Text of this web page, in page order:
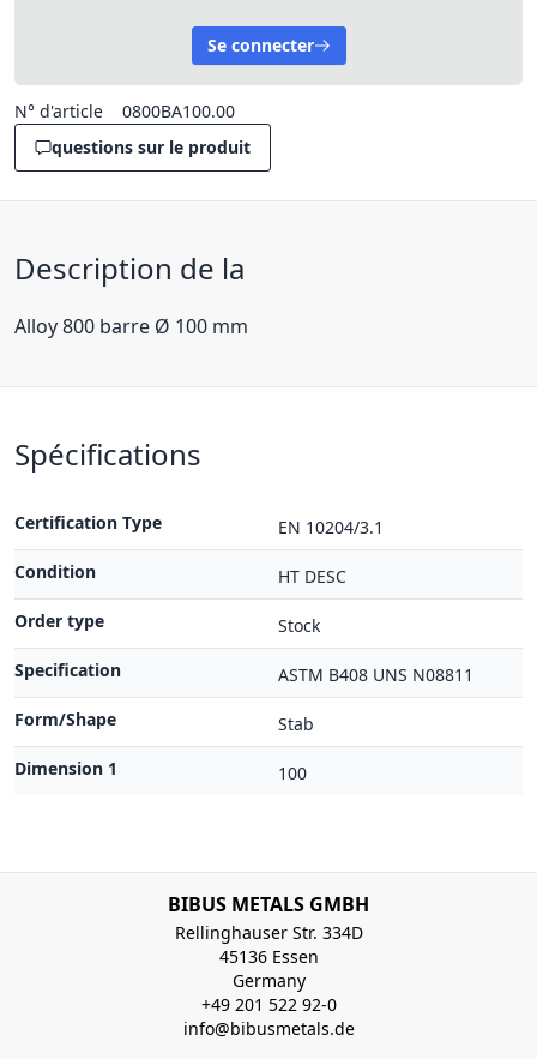
Se connecter
N° d'article
0800BA100.00
questions sur le produit
Description de la
Alloy 800 barre Ø 100 mm
Spécifications
Certification Type
EN 10204/3.1
Condition
HT DESC
Order type
Stock
Specification
ASTM B408 UNS N08811
Form/Shape
Stab
Dimension 1
100
BIBUS METALS GMBH
Rellinghauser Str. 334D
45136 Essen
Germany
+49 201 522 92-0
info@bibusmetals.de